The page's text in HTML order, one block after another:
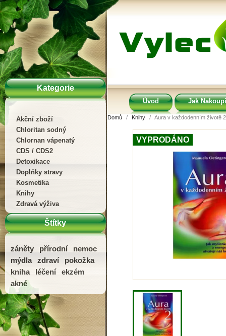
Kategorie
Akční zboží
Chloritan sodný
Chlornan vápenatý
CDS / CDS2
Detoxikace
Doplňky stravy
Kosmetika
Knihy
Zdravá výživa
Štítky
záněty přírodní
nemoc
mýdla
zdraví
pokožka
kniha
léčení
ekzém
akné
Úvod Jak
Domů Knihy Aura v každodenním životě 2
VYPRODÁNO